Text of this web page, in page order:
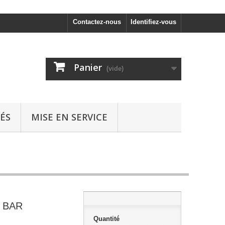
Identifiez-vous
Contactez-nous
Panier (vide)
MISE EN SERVICE
Quantité